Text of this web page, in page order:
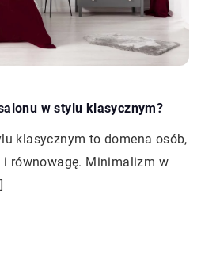
w stylu klasycznym?
klasycznym to domena osób,
i równowagę. Minimalizm w